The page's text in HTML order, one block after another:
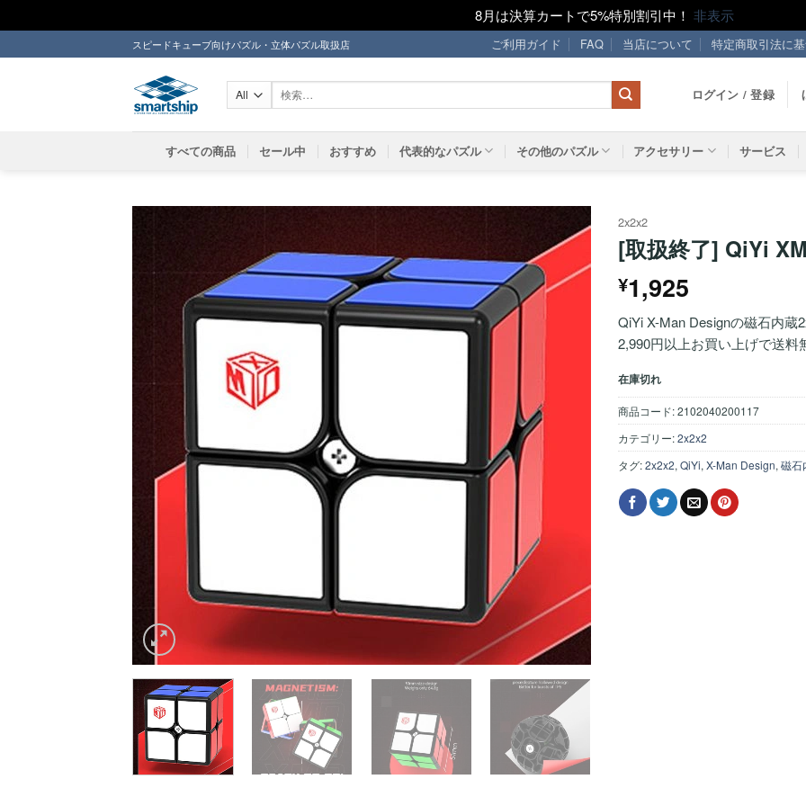
8月は決算カートで5%特別割引中！ 非表示
to
スピードキューブ向けパズル・立体パズル取扱店 ご利用ガイド FAQ 当店について 特定商取引法に
象:
ログイン / 登録
すべての商品 セール中 おすすめ 代表的なパズル その他のパズル アクセサリー サービス
い！
2x2x2
[取扱終了] QiYi
¥1,925
QiYi X-Man Designの磁石内蔵
2,990円以上お買い上げで送料
在庫切れ
商品コード:2102040200117
カテゴリー:2x2x2
タグ:2x2x2, QiYi, X-Man Design, 磁石